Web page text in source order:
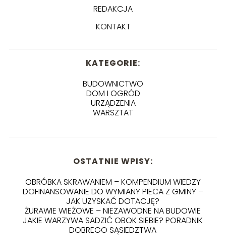
REDAKCJA
KONTAKT
KATEGORIE:
BUDOWNICTWO
DOM I OGRÓD
URZĄDZENIA
WARSZTAT
OSTATNIE WPISY:
OBRÓBKA SKRAWANIEM – KOMPENDIUM WIEDZY
DOFINANSOWANIE DO WYMIANY PIECA Z GMINY –
JAK UZYSKAĆ DOTACJĘ?
ŻURAWIE WIEŻOWE – NIEZAWODNE NA BUDOWIE
JAKIE WARZYWA SADZIĆ OBOK SIEBIE? PORADNIK
DOBREGO SĄSIEDZTWA